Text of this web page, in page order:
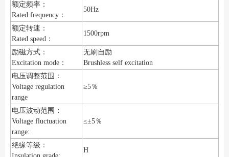
额定频率：
Rated frequency：
50Hz
额定转速：
Rated speed：
1500rpm
励磁方式：
Excitation mode：
无刷自励
Brushless self excitation
电压调整范围：
Voltage regulation
range
≥5％
电压波动范围：
Voltage fluctuation
range:
≤±5％
绝缘等级：
H